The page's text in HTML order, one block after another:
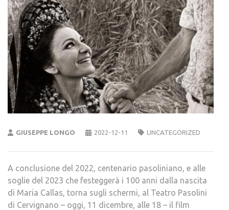
GIUSEPPE LONGO 2022-12-11 UNCATEGORIZED
A conclusione del 2022, centenario pasoliniano, e alle
soglie del 2023 che festeggerà i 100 anni dalla nascita
di Maria Callas, torna sugli schermi, al Teatro Pasolini
di Cervignano – oggi, 11 dicembre, alle 18 – il film